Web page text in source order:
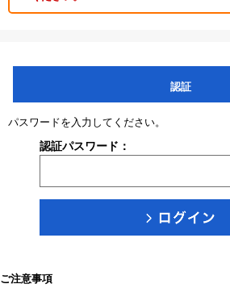
認証
パスワードを入力してください。
認証パスワード：
ご注意事項